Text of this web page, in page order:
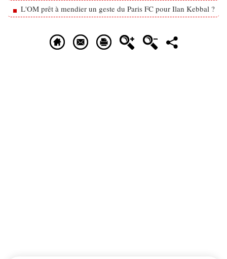
L'OM prêt à mendier un geste du Paris FC pour Ilan Kebbal ?